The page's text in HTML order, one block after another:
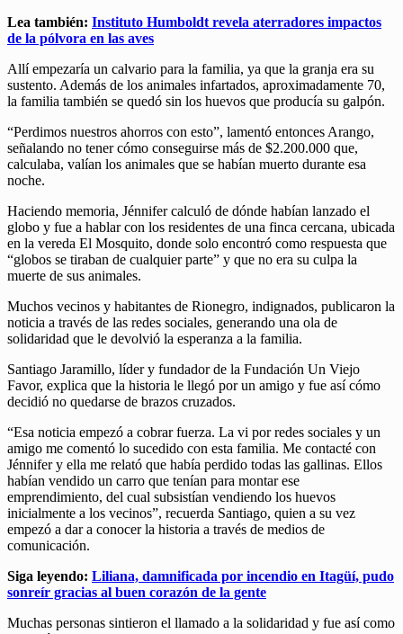
Lea también: Instituto Humboldt revela aterradores impactos
de la pólvora en las aves
Allí empezaría un calvario para la familia, ya que la granja era su
sustento. Además de los animales infartados, aproximadamente 70,
la familia también se quedó sin los huevos que producía su galpón.
“Perdimos nuestros ahorros con esto”, lamentó entonces Arango,
señalando no tener cómo conseguirse más de $2.200.000 que,
calculaba, valían los animales que se habían muerto durante esa
noche.
Haciendo memoria, Jénnifer calculó de dónde habían lanzado el
globo y fue a hablar con los residentes de una finca cercana, ubicada
en la vereda El Mosquito, donde solo encontró como respuesta que
“globos se tiraban de cualquier parte” y que no era su culpa la
muerte de sus animales.
Muchos vecinos y habitantes de Rionegro, indignados, publicaron la
noticia a través de las redes sociales, generando una ola de
solidaridad que le devolvió la esperanza a la familia.
Santiago Jaramillo, líder y fundador de la Fundación Un Viejo
Favor, explica que la historia le llegó por un amigo y fue así cómo
decidió no quedarse de brazos cruzados.
“Esa noticia empezó a cobrar fuerza. La vi por redes sociales y un
amigo me comentó lo sucedido con esta familia. Me contacté con
Jénnifer y ella me relató que había perdido todas las gallinas. Ellos
habían vendido un carro que tenían para montar ese
emprendimiento, del cual subsistían vendiendo los huevos
inicialmente a los vecinos”, recuerda Santiago, quien a su vez
empezó a dar a conocer la historia a través de medios de
comunicación.
Siga leyendo: Liliana, damnificada por incendio en Itagüí, pudo
sonreír gracias al buen corazón de la gente
Muchas personas sintieron el llamado a la solidaridad y fue así como